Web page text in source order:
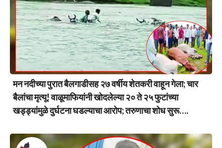
मन नदीच्या पुरात बैलगाडीसह २७ वर्षीय शेतकरी वाहून गेला; चार
बैलांचा मृत्यू! वाळूमाफियांनी खोदलेल्या २० ते २५ फुटांच्या
खड्ड्यांमुळे दुर्घटना घडल्याचा आरोप; तरुणाचा शोध सुरू….